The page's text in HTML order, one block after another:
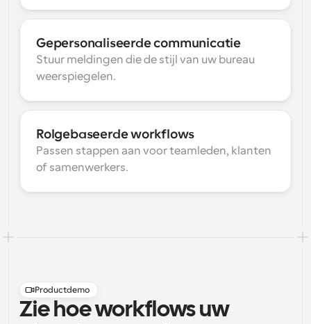
Gepersonaliseerde communicatie
Stuur meldingen die de stijl van uw bureau
weerspiegelen.
Rolgebaseerde workflows
Passen stappen aan voor teamleden, klanten
of samenwerkers.
Productdemo
Zie hoe workflows uw